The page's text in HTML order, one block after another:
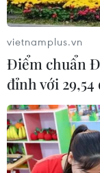
vietnamplus.vn
Điểm chuẩn
đỉnh với 29,54